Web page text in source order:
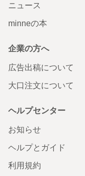
ニュース
minneの本
企業の方へ
広告出稿について
大口注文について
ヘルプセンター
お知らせ
ヘルプとガイド
利用規約